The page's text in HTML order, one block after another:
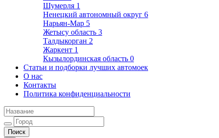
Шумерля 1
Ненецкий автономный округ 6
Нарьян-Мар 5
Жетысу область 3
Талдыкорган 2
Жаркент 1
Кызылординская область 0
Статьи и подборки лучших автомоек
О нас
Контакты
Политика конфиденциальности